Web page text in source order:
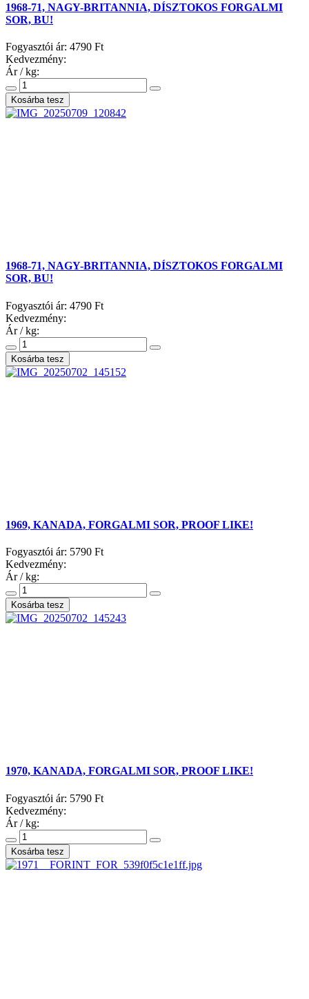
1968-71, NAGY-BRITANNIA, DÍSZTOKOS FORGALMI
SOR, BU!
Fogyasztói ár: 4790 Ft
Kedvezmény:
Ár / kg:
1968-71, NAGY-BRITANNIA, DÍSZTOKOS FORGALMI
SOR, BU!
Fogyasztói ár: 4790 Ft
Kedvezmény:
Ár / kg:
1969, KANADA, FORGALMI SOR, PROOF LIKE!
Fogyasztói ár: 5790 Ft
Kedvezmény:
Ár / kg:
1970, KANADA, FORGALMI SOR, PROOF LIKE!
Fogyasztói ár: 5790 Ft
Kedvezmény:
Ár / kg: